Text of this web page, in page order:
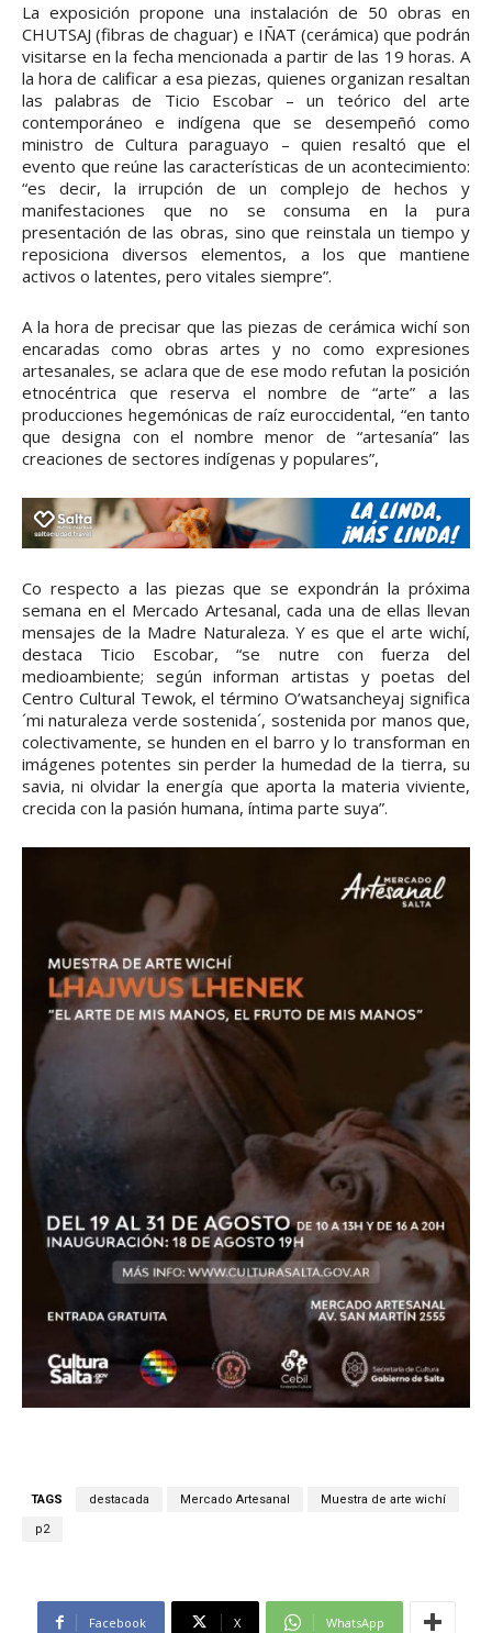
La exposición propone una instalación de 50 obras en
CHUTSAJ (fibras de chaguar) e IÑAT (cerámica) que podrán
visitarse en la fecha mencionada a partir de las 19 horas. A
la hora de calificar a esa piezas, quienes organizan resaltan
las palabras de Ticio Escobar – un teórico del arte
contemporáneo e indígena que se desempeñó como
ministro de Cultura paraguayo – quien resaltó que el
evento que reúne las características de un acontecimiento:
“es decir, la irrupción de un complejo de hechos y
manifestaciones que no se consuma en la pura
presentación de las obras, sino que reinstala un tiempo y
reposiciona diversos elementos, a los que mantiene
activos o latentes, pero vitales siempre”.
A la hora de precisar que las piezas de cerámica wichí son
encaradas como obras artes y no como expresiones
artesanales, se aclara que de ese modo refutan la posición
etnocéntrica que reserva el nombre de “arte” a las
producciones hegemónicas de raíz euroccidental, “en tanto
que designa con el nombre menor de “artesanía” las
creaciones de sectores indígenas y populares”,
Co respecto a las piezas que se expondrán la próxima
semana en el Mercado Artesanal, cada una de ellas llevan
mensajes de la Madre Naturaleza. Y es que el arte wichí,
destaca Ticio Escobar, “se nutre con fuerza del
medioambiente; según informan artistas y poetas del
Centro Cultural Tewok, el término O’watsancheyaj significa
´mi naturaleza verde sostenida´, sostenida por manos que,
colectivamente, se hunden en el barro y lo transforman en
imágenes potentes sin perder la humedad de la tierra, su
savia, ni olvidar la energía que aporta la materia viviente,
crecida con la pasión humana, íntima parte suya”.
TAGS destacada Mercado Artesanal Muestra de arte wichí
p2
Facebook X WhatsApp